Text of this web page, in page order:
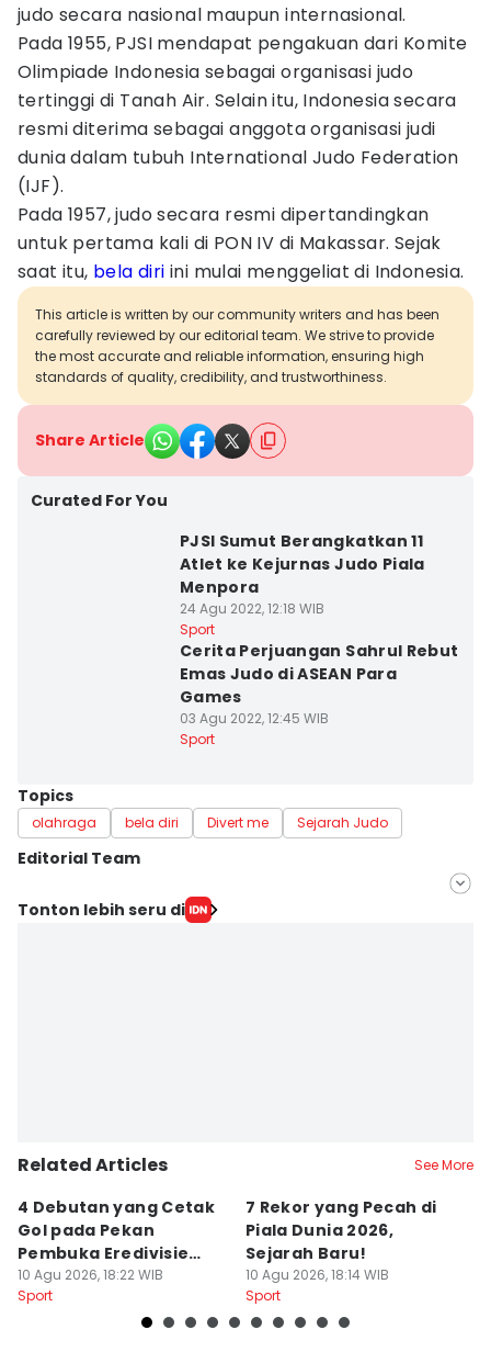
judo secara nasional maupun internasional.
Pada 1955, PJSI mendapat pengakuan dari Komite
Olimpiade Indonesia sebagai organisasi judo
tertinggi di Tanah Air. Selain itu, Indonesia secara
resmi diterima sebagai anggota organisasi judi
dunia dalam tubuh International Judo Federation
(IJF).
Pada 1957, judo secara resmi dipertandingkan
untuk pertama kali di PON IV di Makassar. Sejak
saat itu, bela diri ini mulai menggeliat di Indonesia.
This article is written by our community writers and has been
carefully reviewed by our editorial team. We strive to provide
the most accurate and reliable information, ensuring high
standards of quality, credibility, and trustworthiness.
Share Article
Curated For You
PJSI Sumut Berangkatkan 11
Atlet ke Kejurnas Judo Piala
Menpora
24 Agu 2022, 12:18 WIB
Sport
Cerita Perjuangan Sahrul Rebut
Emas Judo di ASEAN Para
Games
03 Agu 2022, 12:45 WIB
Sport
Topics
olahraga bela diri Divert me Sejarah Judo
Editorial Team
Editor
Tonton lebih seru di
Related Articles See More
4 Debutan yang Cetak
Gol pada Pekan
Pembuka Eredivisie
2026/2027
10 Agu 2026, 18:22 WIB
Sport
7 Rekor yang Pecah di
Piala Dunia 2026,
Sejarah Baru!
10 Agu 2026, 18:14 WIB
Sport